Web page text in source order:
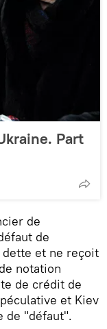
Part
de
de
et ne reçoit
notation
de crédit de
et Kiev
de "défaut".